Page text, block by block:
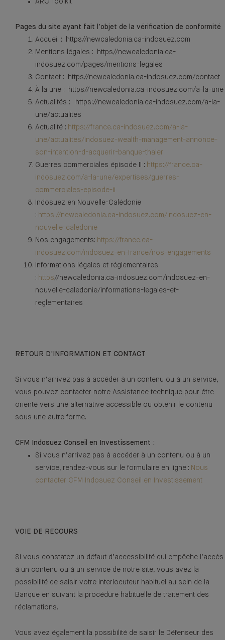
ARC Toolkit
Pages du site ayant fait l’objet de la vérification de conformité
Accueil : https//newcaledonia.ca-indosuez.com
Mentions légales : https//newcaledonia.ca-
indosuez.com/pages/mentions-legales
Contact : https//newcaledonia.ca-indosuez.com/contact
À la une : https//newcaledonia.ca-indosuez.com/a-la-une
Actualités : https://newcaledonia.ca-indosuez.com/a-la-
une/actualites
Actualité : https://france.ca-indosuez.com/a-la-
une/actualites/indosuez-wealth-management-annonce-
son-intention-d-acquerir-banque-thaler
Guerres commerciales épisode II : https://france.ca-
indosuez.com/a-la-une/expertises/guerres-
commerciales-episode-ii
Indosuez en Nouvelle-Calédonie
: https://newcaledonia.ca-indosuez.com/indosuez-en-
nouvelle-caledonie
Nos engagements: https://france.ca-
indosuez.com/indosuez-en-france/nos-engagements
Informations légales et réglementaires
: https//newcaledonia.ca-indosuez.com/indosuez-en-
nouvelle-caledonie/informations-legales-et-
reglementaires
RETOUR D'INFORMATION ET CONTACT
Si vous n’arrivez pas à accéder à un contenu ou à un service,
vous pouvez contacter notre Assistance technique pour être
orienté vers une alternative accessible ou obtenir le contenu
sous une autre forme.
CFM Indosuez Conseil en Investissement :
Si vous n’arrivez pas à accéder à un contenu ou à un
service, rendez-vous sur le formulaire en ligne : Nous
contacter CFM Indosuez Conseil en Investissement
VOIE DE RECOURS
Si vous constatez un défaut d’accessibilité qui empêche l’accès
à un contenu ou à un service de notre site, vous avez la
possibilité de saisir votre interlocuteur habituel au sein de la
Banque en suivant la procédure habituelle de traitement des
réclamations.
Vous avez également la possibilité de saisir le Défenseur des